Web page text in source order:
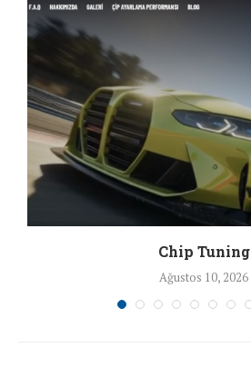
Chip Tuning
Ağustos 10, 2026